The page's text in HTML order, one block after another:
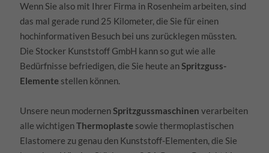
Wenn Sie also mit Ihrer Firma in Rosenheim arbeiten, sind
das mal gerade rund 25 Kilometer, die Sie für einen
hochinformativen Besuch bei uns zurücklegen müssten.
Die Stocker Kunststoff GmbH kann so gut wie alle
Bedürfnisse befriedigen, die Sie heute anSpritzguss-
Elemente stellen können.
Unsere neun modernenSpritzgussmaschinen verarbeiten
alle wichtigenThermoplaste sowie thermoplastischen
Elastomere zu genau den Kunststoff-Elementen, die Sie